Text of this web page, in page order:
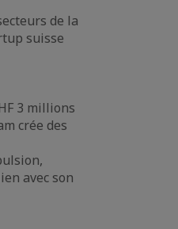
de la
suisse
3 millions
crée des
avec son